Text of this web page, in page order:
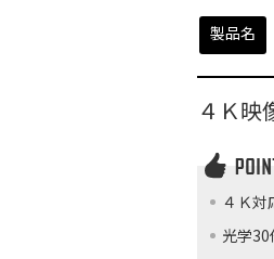
製品名
４Ｋ映
４Ｋ対
光学